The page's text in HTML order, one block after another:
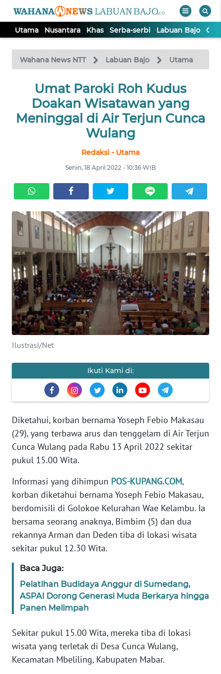
Utama Nusantara Khas Serba-serbi Labuan Bajo
Wahana News NTT Labuan Bajo Utama
Umat Paroki Roh Kudus
Doakan Wisatawan yang
Meninggal di Air Terjun Cunca
Wulang
Redaksi - Utama
Senin, 18 April 2022 - 10:36 WIB
Ilustrasi/Net
Ikuti Kami di:
Diketahui, korban bernama Yoseph Febio Makasau
(29), yang terbawa arus dan tenggelam di Air Terjun
Cunca Wulang pada Rabu 13 April 2022 sekitar
pukul 15.00 Wita.
Informasi yang dihimpun POS-KUPANG.COM,
korban diketahui bernama Yoseph Febio Makasau,
berdomisili di Golokoe Kelurahan Wae Kelambu. Ia
bersama seorang anaknya, Bimbim (5) dan dua
rekannya Arman dan Deden tiba di lokasi wisata
sekitar pukul 12.30 Wita.
Baca Juga:
Pelatihan Budidaya Anggur di Sumedang,
ASPAI Dorong Generasi Muda Berkarya hingga
Panen Melimpah
Sekitar pukul 15.00 Wita, mereka tiba di lokasi
wisata yang terletak di Desa Cunca Wulang,
Kecamatan Mbeliling, Kabupaten Mabar.
TV
Tutup
UTAMA
NUSANTARA
SERBI
LABUAN
BAJO
OPINI
Informasi
INDEKS
BERITA
KONTAK
KAMI
IKLAN
KAMI
PEDOMAN
SIBER
REDAKSI
DISCLAIMER
Wahana
Regional
WN
WN
JAKARTA